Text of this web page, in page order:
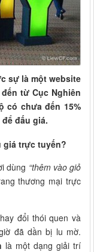
sự là một website
từ Cục Nghiên
có chưa đến 15%
đấu giá.
dùng “thêm vào giỏ
thương mại trực
đổi thói quen và
đã dần bị lu mờ.
là một dạng giải trí